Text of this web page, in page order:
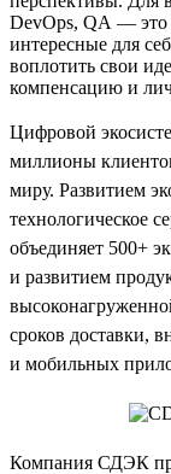
DevOps, QA — это
интересные для
воплотить свои
компенсацию и
Цифровой
миллионы
миру. Развитием
технологическое
объединяет 500+
и развитием
сроков доставки,
и мобильных
Компания СДЭК